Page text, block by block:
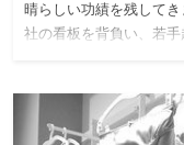
晴らしい功績を残して
社の看板を背負い、若